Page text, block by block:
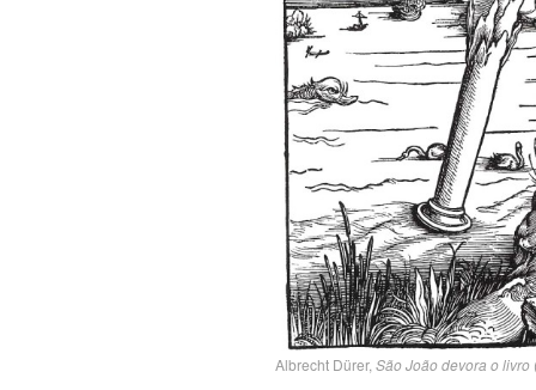
Albrecht Dürer, São João devora o livro